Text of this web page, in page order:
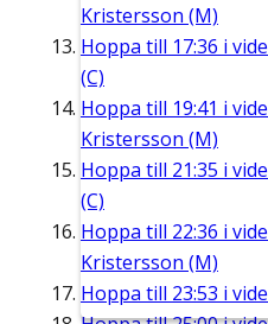
Kristersson (M)
Hoppa till 17:36 i
(C)
Hoppa till 19:41 i
Kristersson (M)
Hoppa till 21:35 i
(C)
Hoppa till 22:36 i
Kristersson (M)
Hoppa till 23:53 i